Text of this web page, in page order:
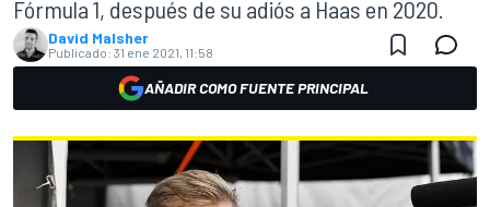
Fórmula 1, después de su adiós a Haas en 2020.
David Malsher
Publicado: 31 ene 2021, 11:58
AÑADIR COMO FUENTE PRINCIPAL